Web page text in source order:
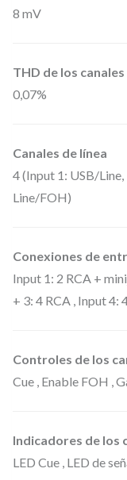
l
p
t
a
c
i
8 mV
THD de los
0,07%
Canales de línea
4 (Input 1: USB/
Line/FOH)
Conexiones de
Input 1: 2 RCA +
+ 3: 4 RCA , Input 4:
Controles de los
Cue , Enable FOH ,
Indicadores de los
LED Cue , LED de